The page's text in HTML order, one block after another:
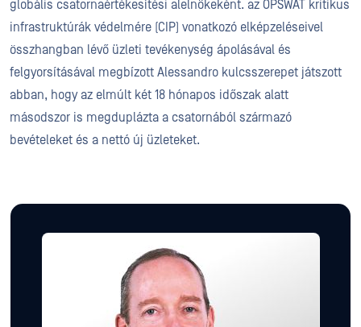
globális csatornaértékesítési alelnökeként. az OPSWAT kritikus
infrastruktúrák védelmére (CIP) vonatkozó elképzeléseivel
összhangban lévő üzleti tevékenység ápolásával és
felgyorsításával megbízott Alessandro kulcsszerepet játszott
abban, hogy az elmúlt két 18 hónapos időszak alatt
másodszor is megduplázta a csatornából származó
bevételeket és a nettó új üzleteket.